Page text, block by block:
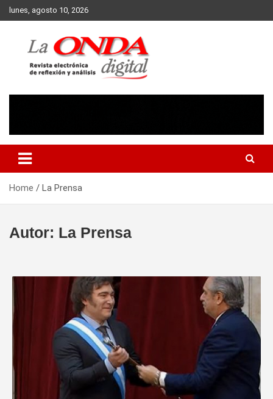
Skip
to
lunes, agosto 10, 2026
Home La Prensa
Autor: La Prensa